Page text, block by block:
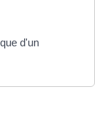
d'un